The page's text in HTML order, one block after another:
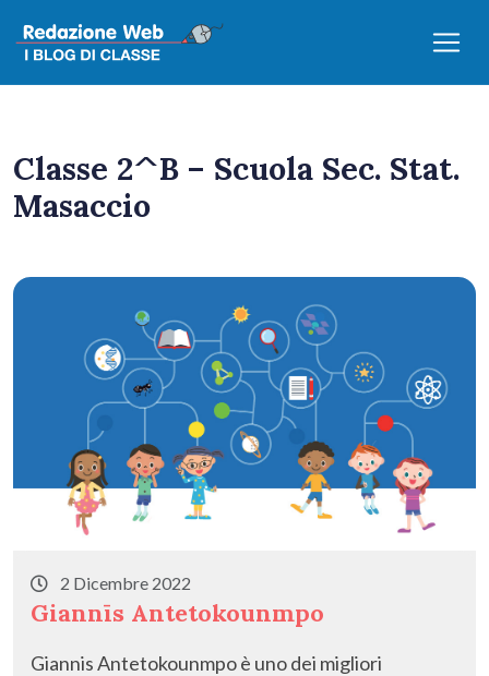
Classe 2^B – Scuola Sec. Stat.
Masaccio
2 Dicembre 2022
Giannīs Antetokounmpo
Giannis Antetokounmpo è uno dei migliori